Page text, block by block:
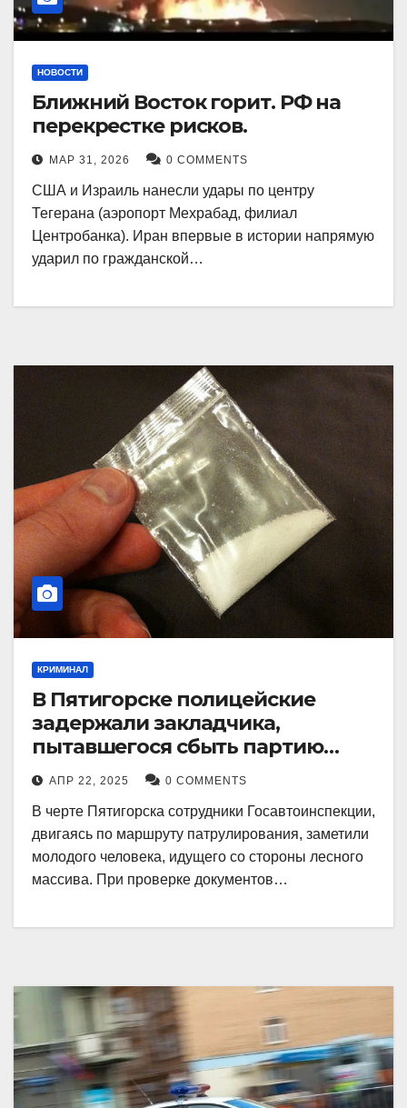
НОВОСТИ
Ближний Восток горит. РФ на
перекрестке рисков.
МАР 31, 2026 0 COMMENTS
США и Израиль нанесли удары по центру
Тегерана (аэропорт Мехрабад, филиал
Центробанка). Иран впервые в истории напрямую
ударил по гражданской…
КРИМИНАЛ
В Пятигорске полицейские
задержали закладчика,
пытавшегося сбыть партию
синтетического наркотика
АПР 22, 2025 0 COMMENTS
В черте Пятигорска сотрудники Госавтоинспекции,
двигаясь по маршруту патрулирования, заметили
молодого человека, идущего со стороны лесного
массива. При проверке документов…